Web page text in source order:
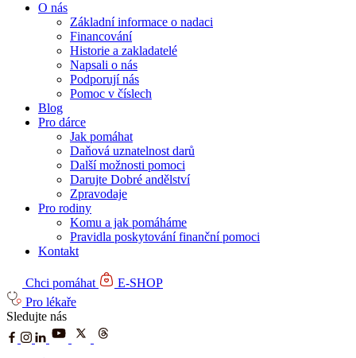
O nás
Základní informace o nadaci
Financování
Historie a zakladatelé
Napsali o nás
Podporují nás
Pomoc v číslech
Blog
Pro dárce
Jak pomáhat
Daňová uznatelnost darů
Další možnosti pomoci
Darujte Dobré andělství
Zpravodaje
Pro rodiny
Komu a jak pomáháme
Pravidla poskytování finanční pomoci
Kontakt
Chci pomáhat
E-SHOP
Pro lékaře
Sledujte nás